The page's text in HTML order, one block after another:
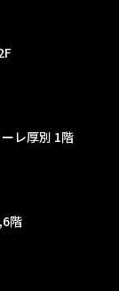
レ厚別 1階
階